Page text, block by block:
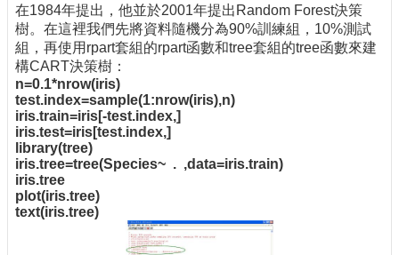
在1984年提出，他並於2001年提出Random Forest決策
樹。在這裡我們先將資料隨機分為90%訓練組，10%測試
組，再使用rpart套組的rpart函數和tree套組的tree函數來建
構CART決策樹：
n=0.1*nrow(iris)
test.index=sample(1:nrow(iris),n)
iris.train=iris[-test.index,]
iris.test=iris[test.index,]
library(tree)
iris.tree=tree(Species~ . ,data=iris.train)
iris.tree
plot(iris.tree)
text(iris.tree)